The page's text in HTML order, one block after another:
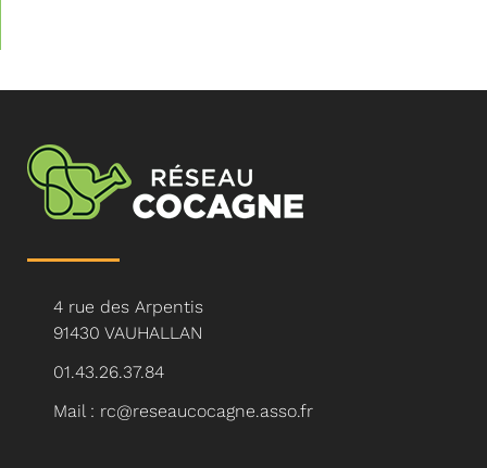
4 rue des Arpentis
91430 VAUHALLAN
01.43.26.37.84
Mail : rc@reseaucocagne.asso.fr